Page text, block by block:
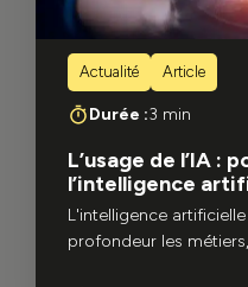
Actualité Article
Durée :3 min
L’usage de l’IA :
l’intelligence
incontournable
L'intelligence
profondeur les